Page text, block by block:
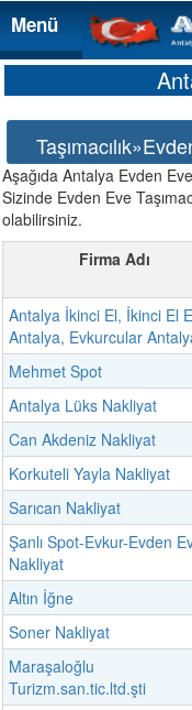
Menü
Menü
Aşağıda Antalya Evden
Sizinde Evden Eve
olabilirsiniz.
Firma Adı
Antalya İkinci El, İkinci El
Antalya, Evkurcular
Mehmet Spot
Antalya Lüks Nakliyat
Can Akdeniz Nakliyat
Korkuteli Yayla Nakliyat
Sarıcan Nakliyat
Şanlı Spot-Evkur-Evden
Nakliyat
Altın İğne
Soner Nakliyat
Maraşaloğlu
Turizm.san.tic.ltd.şti